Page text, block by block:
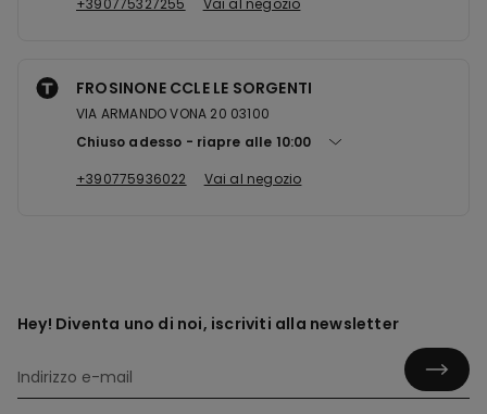
+390775327255
Vai al negozio
FROSINONE CCLE LE SORGENTI
VIA ARMANDO VONA 20 03100
Chiuso adesso
riapre alle 10:00
+390775936022
Vai al negozio
Hey! Diventa uno di noi, iscriviti alla newsletter